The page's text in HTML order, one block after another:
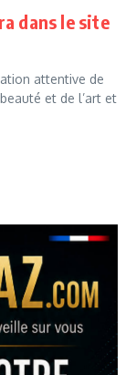
dans le site
attentive de
et de l’art et